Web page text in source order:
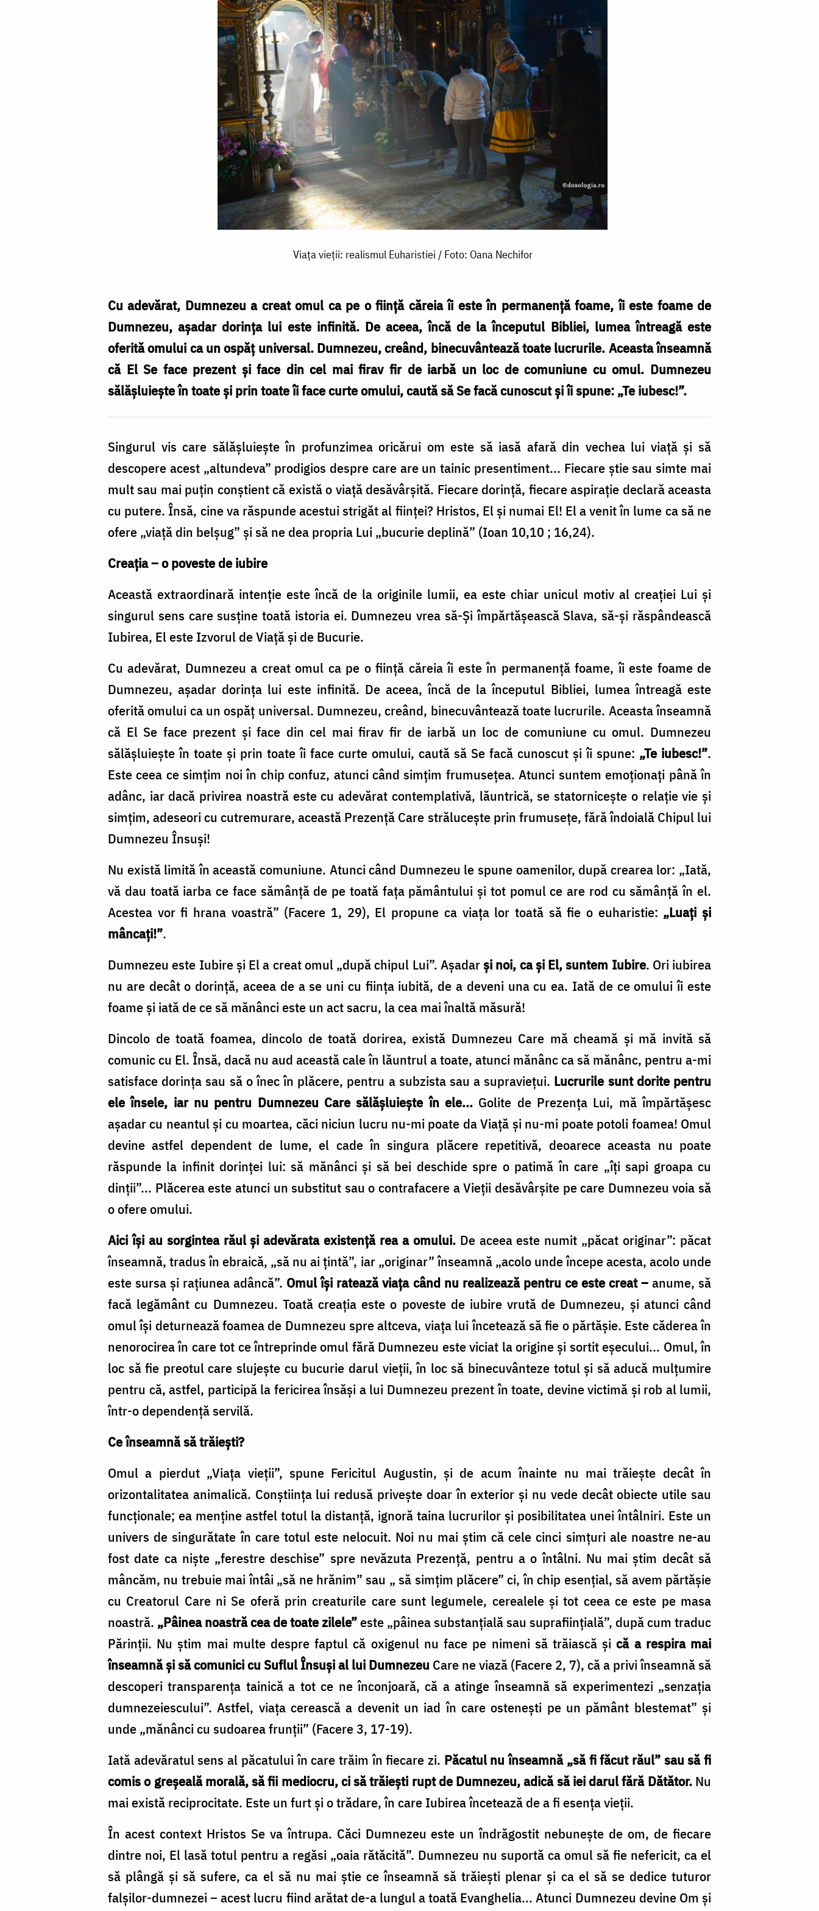
Viața vieţii: realismul Euharistiei / Foto: Oana Nechifor
Cu adevărat, Dumnezeu a creat omul ca pe o fiinţă căreia îi este în permanenţă foame, îi este foame de
Dumnezeu, aşadar dorinţa lui este infinită. De aceea, încă de la începutul Bibliei, lumea întreagă este
oferită omului ca un ospăţ universal. Dumnezeu, creând, binecuvântează toate lucrurile. Aceasta înseamnă
că El Se face prezent şi face din cel mai firav fir de iarbă un loc de comuniune cu omul. Dumnezeu
sălăşluieşte în toate şi prin toate îi face curte omului, caută să Se facă cunoscut şi îi spune: „Te iubesc!”.
Singurul vis care sălăşluieşte în profunzimea oricărui om este să iasă afară din vechea lui viaţă şi să
descopere acest „altundeva” prodigios despre care are un tainic presentiment... Fiecare ştie sau simte mai
mult sau mai puţin conştient că există o viaţă desăvârşită. Fiecare dorinţă, fiecare aspiraţie declară aceasta
cu putere. Însă, cine va răspunde acestui strigăt al fiinţei? Hristos, El şi numai El! El a venit în lume ca să ne
ofere „viaţă din belşug” şi să ne dea propria Lui „bucurie deplină” (Ioan 10,10 ; 16,24).
Creația – o poveste de iubire
Această extraordinară intenţie este încă de la originile lumii, ea este chiar unicul motiv al creaţiei Lui şi
singurul sens care susţine toată istoria ei. Dumnezeu vrea să-Şi împărtăşească Slava, să-şi răspândească
Iubirea, El este Izvorul de Viaţă şi de Bucurie.
Cu adevărat, Dumnezeu a creat omul ca pe o fiinţă căreia îi este în permanenţă foame, îi este foame de
Dumnezeu, aşadar dorinţa lui este infinită. De aceea, încă de la începutul Bibliei, lumea întreagă este
oferită omului ca un ospăţ universal. Dumnezeu, creând, binecuvântează toate lucrurile. Aceasta înseamnă
că El Se face prezent şi face din cel mai firav fir de iarbă un loc de comuniune cu omul. Dumnezeu
sălăşluieşte în toate şi prin toate îi face curte omului, caută să Se facă cunoscut şi îi spune: „Te iubesc!”.
Este ceea ce simţim noi în chip confuz, atunci când simțim frumuseţea. Atunci suntem emoţionaţi până în
adânc, iar dacă privirea noastră este cu adevărat contemplativă, lăuntrică, se statorniceşte o relaţie vie şi
simţim, adeseori cu cutremurare, această Prezenţă Care străluceşte prin frumuseţe, fără îndoială Chipul lui
Dumnezeu Însuşi!
Nu există limită în această comuniune. Atunci când Dumnezeu le spune oamenilor, după crearea lor: „Iată,
vă dau toată iarba ce face sămânţă de pe toată faţa pământului şi tot pomul ce are rod cu sămânţă în el.
Acestea vor fi hrana voastră” (Facere 1, 29), El propune ca viaţa lor toată să fie o euharistie: „Luaţi şi
mâncaţi!”.
Dumnezeu este Iubire şi El a creat omul „după chipul Lui”. Aşadarşi noi, ca şi El, suntem Iubire. Ori iubirea
nu are decât o dorinţă, aceea de a se uni cu fiinţa iubită, de a deveni una cu ea. Iată de ce omului îi este
foame şi iată de ce să mănânci este un act sacru, la cea mai înaltă măsură!
Dincolo de toată foamea, dincolo de toată dorirea, există Dumnezeu Care mă cheamă şi mă invită să
comunic cu El. Însă, dacă nu aud această cale în lăuntrul a toate, atunci mănânc ca să mănânc, pentru a-mi
satisface dorinţa sau să o înec în plăcere, pentru a subzista sau a supravieţui. Lucrurile sunt dorite pentru
ele însele, iar nu pentru Dumnezeu Care sălăşluieşte în ele... Golite de Prezenţa Lui, mă împărtăşesc
aşadar cu neantul şi cu moartea, căci niciun lucru nu-mi poate da Viaţă şi nu-mi poate potoli foamea! Omul
devine astfel dependent de lume, el cade în singura plăcere repetitivă, deoarece aceasta nu poate
răspunde la infinit dorinţei lui: să mănânci şi să bei deschide spre o patimă în care „îţi sapi groapa cu
dinţii”... Plăcerea este atunci un substitut sau o contrafacere a Vieţii desăvârşite pe care Dumnezeu voia să
o ofere omului.
Aici îşi au sorgintea răul şi adevărata existenţă rea a omului.De aceea este numit „păcat originar”: păcat
înseamnă, tradus în ebraică, „să nu ai ţintă”, iar „originar” înseamnă „acolo unde începe acesta, acolo unde
este sursa şi raţiunea adâncă”. Omul îşi ratează viaţa când nu realizează pentru ce este creat –anume, să
facă legământ cu Dumnezeu. Toată creaţia este o poveste de iubire vrută de Dumnezeu, şi atunci când
omul îşi deturnează foamea de Dumnezeu spre altceva, viaţa lui încetează să fie o părtăşie. Este căderea în
nenorocirea în care tot ce întreprinde omul fără Dumnezeu este viciat la origine şi sortit eşecului... Omul, în
loc să fie preotul care slujeşte cu bucurie darul vieţii, în loc să binecuvânteze totul şi să aducă mulţumire
pentru că, astfel, participă la fericirea însăşi a lui Dumnezeu prezent în toate, devine victimă şi rob al lumii,
într-o dependenţă servilă.
Ce înseamnă să trăiești?
Omul a pierdut „Viaţa vieţii”, spune Fericitul Augustin, şi de acum înainte nu mai trăieşte decât în
orizontalitatea animalică. Conştiinţa lui redusă priveşte doar în exterior şi nu vede decât obiecte utile sau
funcţionale; ea menţine astfel totul la distanţă, ignoră taina lucrurilor şi posibilitatea unei întâlniri. Este un
univers de singurătate în care totul este nelocuit. Noi nu mai ştim că cele cinci simţuri ale noastre ne-au
fost date ca nişte „ferestre deschise” spre nevăzuta Prezenţă, pentru a o întâlni. Nu mai ştim decât să
mâncăm, nu trebuie mai întâi „să ne hrănim” sau „ să simţim plăcere” ci, în chip esenţial, să avem părtăşie
cu Creatorul Care ni Se oferă prin creaturile care sunt legumele, cerealele şi tot ceea ce este pe masa
noastră. „Pâinea noastră cea de toate zilele”este „pâinea substanţială sau suprafiinţială”, după cum traduc
Părinţii. Nu ştim mai multe despre faptul că oxigenul nu face pe nimeni să trăiască şică a respira mai
înseamnă şi să comunici cu Suflul Însuşi al lui Dumnezeu Care ne viază (Facere 2, 7), că a privi înseamnă să
descoperi transparenţa tainică a tot ce ne înconjoară, că a atinge înseamnă să experimentezi „senzaţia
dumnezeiescului”. Astfel, viaţa cerească a devenit un iad în care osteneşti pe un pământ blestemat” şi
unde „mănânci cu sudoarea frunţii” (Facere 3, 17-19).
Iată adevăratul sens al păcatului în care trăim în fiecare zi. Păcatul nu înseamnă „să fi făcut răul” sau să fi
comis o greşeală morală, să fii mediocru, ci să trăieşti rupt de Dumnezeu, adică să iei darul fără Dătător.Nu
mai există reciprocitate. Este un furt şi o trădare, în care Iubirea încetează de a fi esenţa vieţii.
În acest context Hristos Se va întrupa. Căci Dumnezeu este un îndrăgostit nebuneşte de om, de fiecare
dintre noi, El lasă totul pentru a regăsi „oaia rătăcită”. Dumnezeu nu suportă ca omul să fie nefericit, ca el
să plângă şi să sufere, ca el să nu mai ştie ce înseamnă să trăieşti plenar şi ca el să se dedice tuturor
falşilor-dumnezei – acest lucru fiind arătat de-a lungul a toată Evanghelia... Atunci Dumnezeu devine Om şi